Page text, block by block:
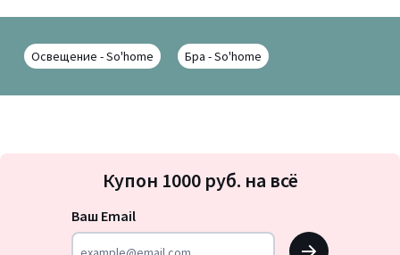
Освещение - So'home Бра - So'home
на
Купон 1000 руб. на всё
Ваш Email
OK